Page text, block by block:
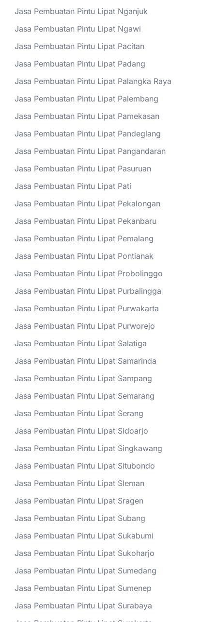
Jasa Pembuatan Pintu Lipat Nganjuk
Jasa Pembuatan Pintu Lipat Ngawi
Jasa Pembuatan Pintu Lipat Pacitan
Jasa Pembuatan Pintu Lipat Padang
Jasa Pembuatan Pintu Lipat Palangka Raya
Jasa Pembuatan Pintu Lipat Palembang
Jasa Pembuatan Pintu Lipat Pamekasan
Jasa Pembuatan Pintu Lipat Pandeglang
Jasa Pembuatan Pintu Lipat Pangandaran
Jasa Pembuatan Pintu Lipat Pasuruan
Jasa Pembuatan Pintu Lipat Pati
Jasa Pembuatan Pintu Lipat Pekalongan
Jasa Pembuatan Pintu Lipat Pekanbaru
Jasa Pembuatan Pintu Lipat Pemalang
Jasa Pembuatan Pintu Lipat Pontianak
Jasa Pembuatan Pintu Lipat Probolinggo
Jasa Pembuatan Pintu Lipat Purbalingga
Jasa Pembuatan Pintu Lipat Purwakarta
Jasa Pembuatan Pintu Lipat Purworejo
Jasa Pembuatan Pintu Lipat Salatiga
Jasa Pembuatan Pintu Lipat Samarinda
Jasa Pembuatan Pintu Lipat Sampang
Jasa Pembuatan Pintu Lipat Semarang
Jasa Pembuatan Pintu Lipat Serang
Jasa Pembuatan Pintu Lipat Sidoarjo
Jasa Pembuatan Pintu Lipat Singkawang
Jasa Pembuatan Pintu Lipat Situbondo
Jasa Pembuatan Pintu Lipat Sleman
Jasa Pembuatan Pintu Lipat Sragen
Jasa Pembuatan Pintu Lipat Subang
Jasa Pembuatan Pintu Lipat Sukabumi
Jasa Pembuatan Pintu Lipat Sukoharjo
Jasa Pembuatan Pintu Lipat Sumedang
Jasa Pembuatan Pintu Lipat Sumenep
Jasa Pembuatan Pintu Lipat Surabaya